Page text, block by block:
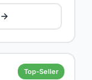
Top-Seller